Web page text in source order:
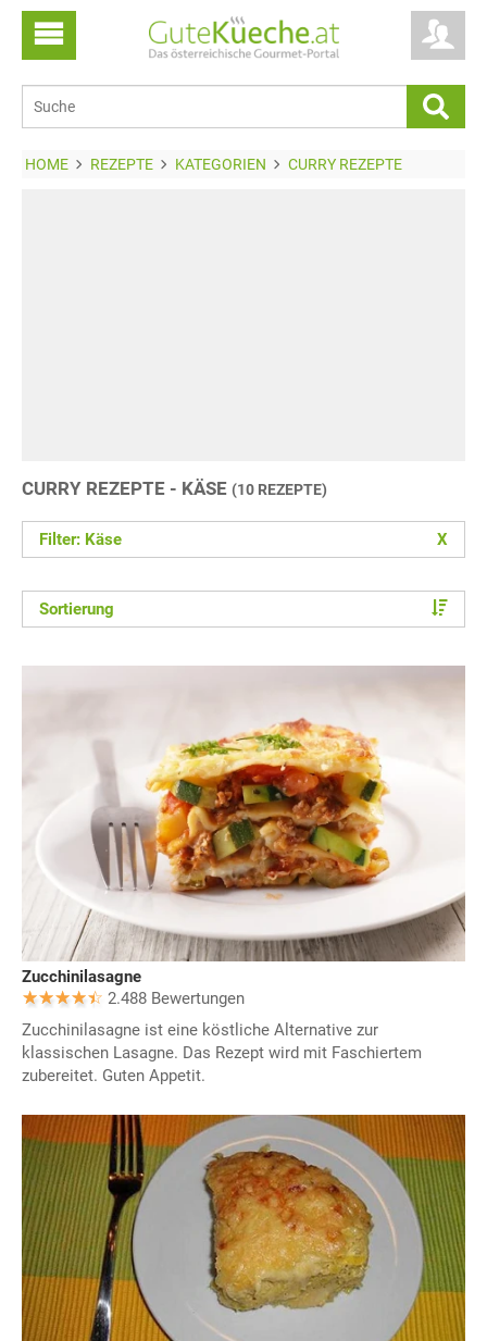
HOME REZEPTE KATEGORIEN CURRY REZEPTE
CURRY REZEPTE - KÄSE (10 REZEPTE)
Filter: Käse X
Sortierung
Zucchinilasagne
2.488 Bewertungen
Zucchinilasagne ist eine köstliche Alternative zur
klassischen Lasagne. Das Rezept wird mit Faschiertem
zubereitet. Guten Appetit.